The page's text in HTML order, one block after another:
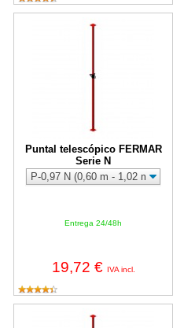
Puntal telescópico FERMAR
Serie N
Entrega 24/48h
19,72 € IVA incl.
Puntal telescópico FERMAR
Puntal telescópico FERMAR